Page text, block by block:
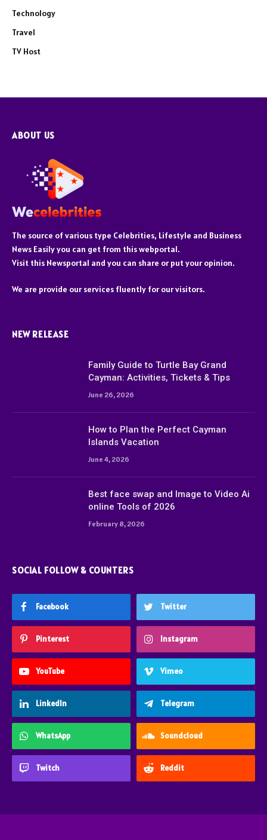
Technology
Travel
TV Host
ABOUT US
The source of various type Celebrities, Lifestyle and Business
News Easily you can get from this webportal.
Visit this Newsportal and you can share or put your opinion.
We are provide our services fluently for our visitors.
NEW RELEASE
Family Guide to Turtle Bay Grand
Cayman: Activities, Tickets & Tips
June 26, 2026
How to Plan the Perfect Cayman
Islands Vacation
June 4, 2026
Best face swap and Image to Video Ai
online Tools of 2026
February 8, 2026
SOCIAL FOLLOW & COUNTERS
Facebook Twitter
Pinterest Instagram
YouTube Vimeo
LinkedIn Telegram
WhatsApp Soundcloud
Twitch Reddit